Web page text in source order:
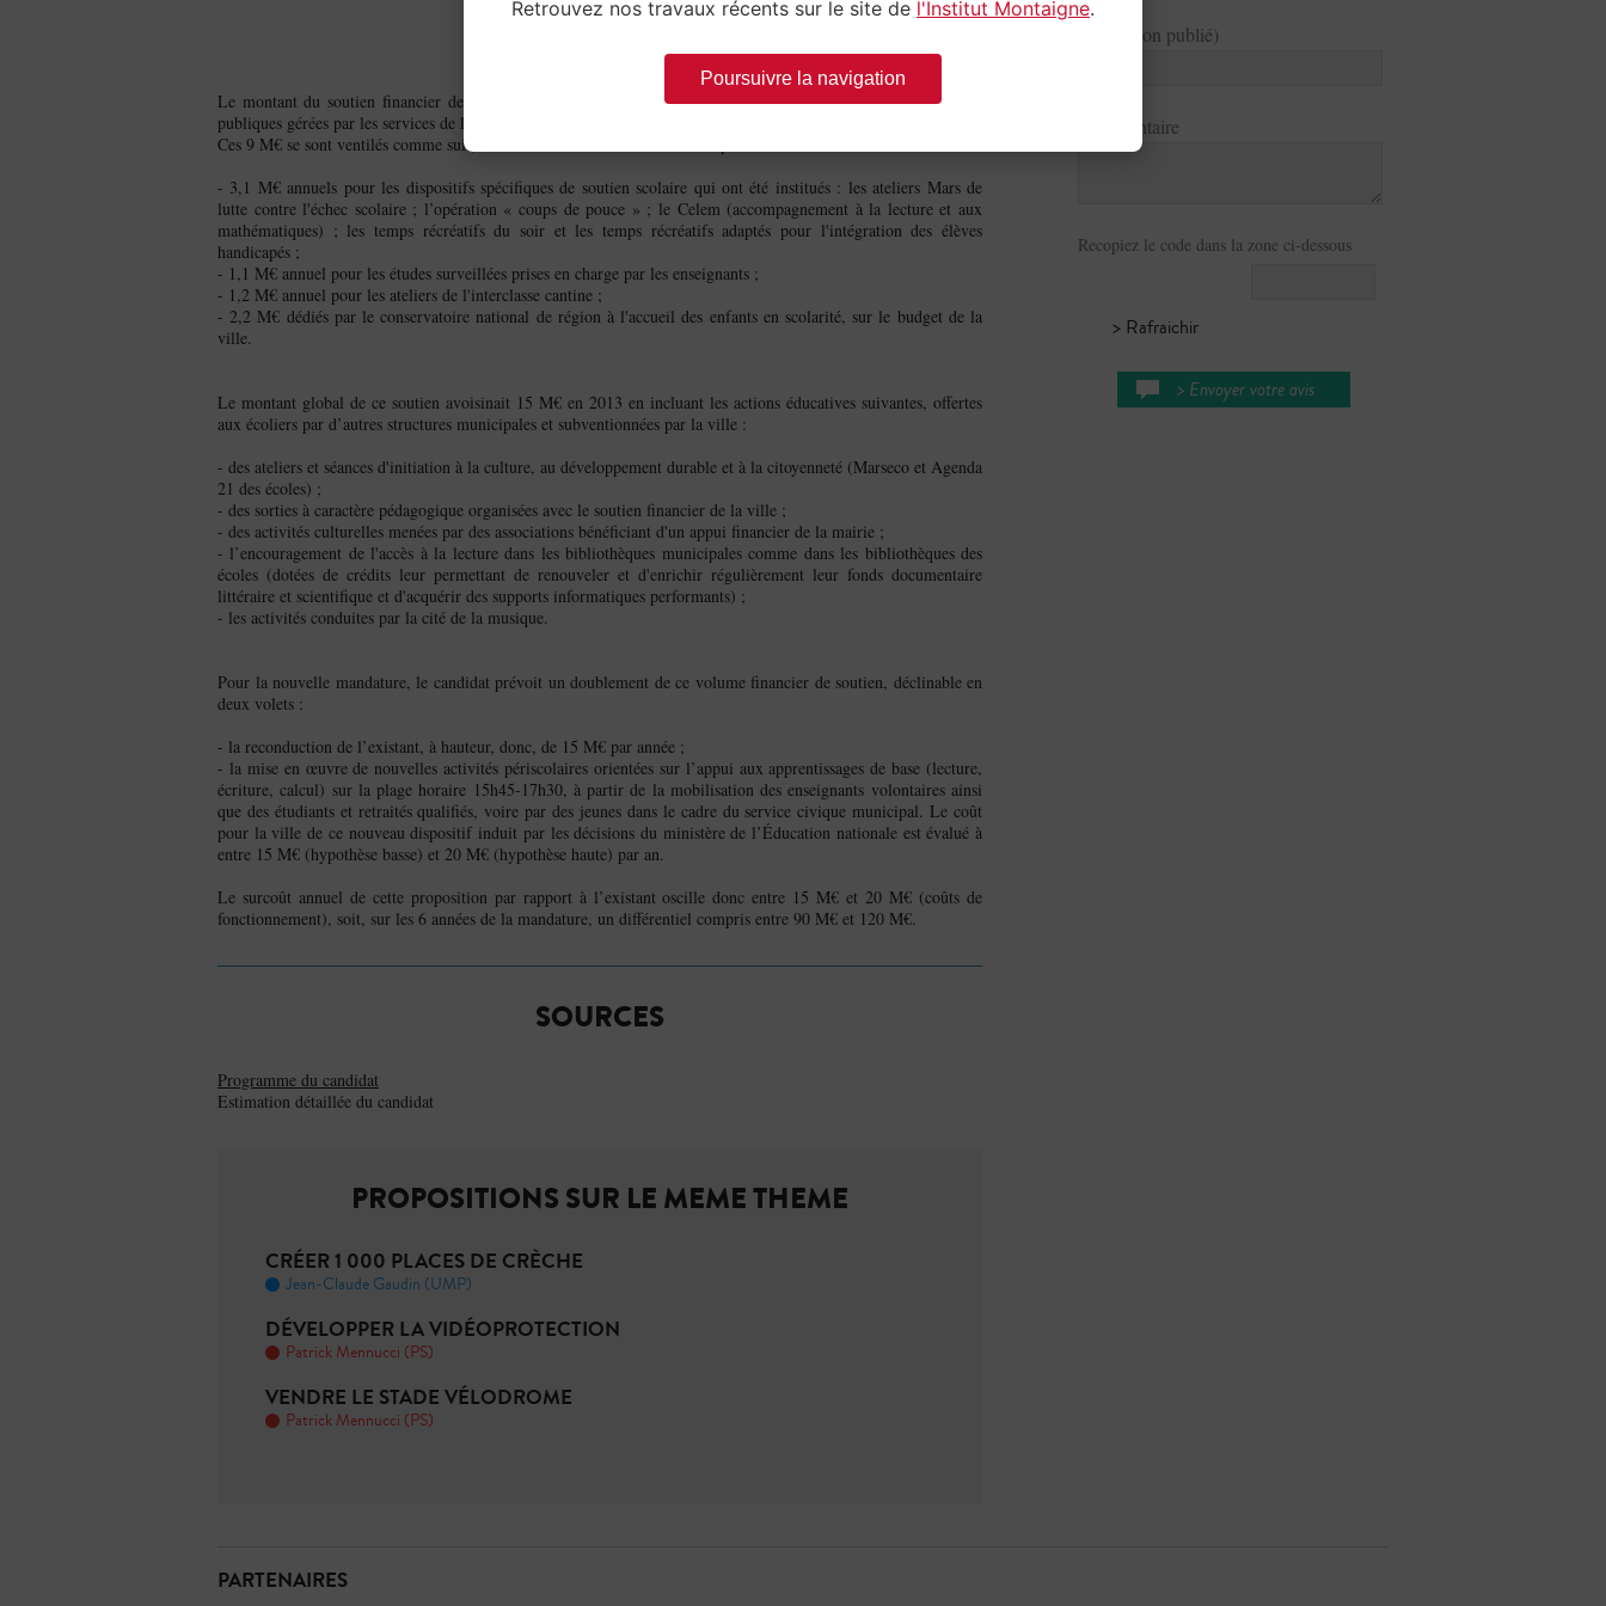
Le montant du soutien financier de la ville de Marseille aux actions périscolaires menées au profit des écoles
publiques gérées par les services de la direction de la vie scolaire était d’environ 9 M€ en 2013.
Ces 9 M€ se sont ventilés comme suit, en fonction des instruments utilisés pour le soutien scolaire :
- 3,1 M€ annuels pour les dispositifs spécifiques de soutien scolaire qui ont été institués : les ateliers Mars de
lutte contre l'échec scolaire ; l’opération « coups de pouce » ; le Celem (accompagnement à la lecture et aux
mathématiques) ; les temps récréatifs du soir et les temps récréatifs adaptés pour l'intégration des élèves
handicapés ;
- 1,1 M€ annuel pour les études surveillées prises en charge par les enseignants ;
- 1,2 M€ annuel pour les ateliers de l'interclasse cantine ;
- 2,2 M€ dédiés par le conservatoire national de région à l'accueil des enfants en scolarité, sur le budget de la
ville.
Le montant global de ce soutien avoisinait 15 M€ en 2013 en incluant les actions éducatives suivantes, offertes
aux écoliers par d’autres structures municipales et subventionnées par la ville :
- des ateliers et séances d'initiation à la culture, au développement durable et à la citoyenneté (Marseco et Agenda
21 des écoles) ;
- des sorties à caractère pédagogique organisées avec le soutien financier de la ville ;
- des activités culturelles menées par des associations bénéficiant d'un appui financier de la mairie ;
- l’encouragement de l'accès à la lecture dans les bibliothèques municipales comme dans les bibliothèques des
écoles (dotées de crédits leur permettant de renouveler et d'enrichir régulièrement leur fonds documentaire
littéraire et scientifique et d'acquérir des supports informatiques performants) ;
- les activités conduites par la cité de la musique.
Pour la nouvelle mandature, le candidat prévoit un doublement de ce volume financier de soutien, déclinable en
deux volets :
- la reconduction de l’existant, à hauteur, donc, de 15 M€ par année ;
- la mise en œuvre de nouvelles activités périscolaires orientées sur l’appui aux apprentissages de base (lecture,
écriture, calcul) sur la plage horaire 15h45-17h30, à partir de la mobilisation des enseignants volontaires ainsi
que des étudiants et retraités qualifiés, voire par des jeunes dans le cadre du service civique municipal. Le coût
pour la ville de ce nouveau dispositif induit par les décisions du ministère de l’Éducation nationale est évalué à
entre 15 M€ (hypothèse basse) et 20 M€ (hypothèse haute) par an.
Le surcoût annuel de cette proposition par rapport à l’existant oscille donc entre 15 M€ et 20 M€ (coûts de
fonctionnement), soit, sur les 6 années de la mandature, un différentiel compris entre 90 M€ et 120 M€.
SOURCES
Programme du candidat
Estimation détaillée du candidat
PROPOSITIONS SUR LE MEME THEME
CRÉER 1 000 PLACES DE CRÈCHE
Jean-Claude Gaudin (UMP)
DÉVELOPPER LA VIDÉOPROTECTION
Patrick Mennucci (PS)
VENDRE LE STADE VÉLODROME
Patrick Mennucci (PS)
Email (non publié)
Commentaire
Recopiez le code dans la zone ci-dessous
> Rafraichir
PARTENAIRES
Retrouvez nos travaux récents sur le site de l'Institut Montaigne.
Poursuivre la navigation